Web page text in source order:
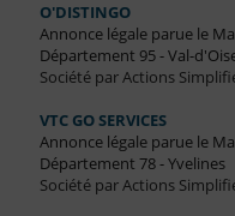
O'DISTINGO
Annonce légale parue le
Département 95 - Val-
Société par Actions
VTC GO SERVICES
Annonce légale parue le
Département 78 - Yvelines
Société par Actions